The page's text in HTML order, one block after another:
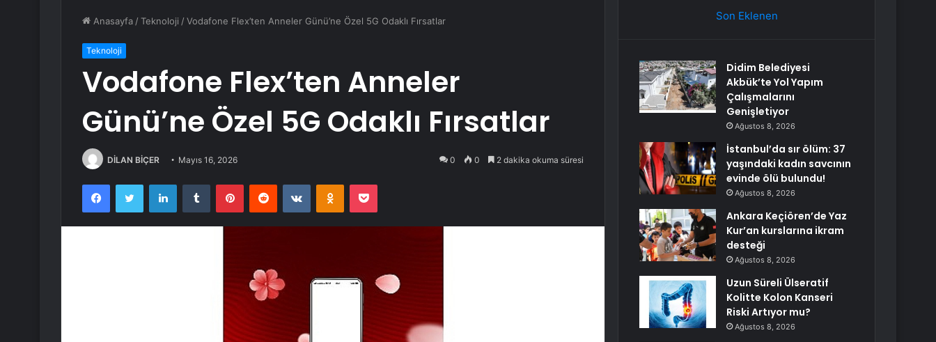
Anasayfa /Teknoloji /Vodafone Flex’ten Anneler Günü’ne Özel 5G Odaklı Fırsatlar
Teknoloji
Vodafone Flex’ten Anneler
Günü’ne Özel 5G Odaklı Fırsatlar
DİLAN BİÇER Mayıs 16, 2026 0 0 2 dakika okuma süresi
FacebookTwitter LinkedInTumblr PinterestReddit VKontakteOdnoklassniki
Pocket
Son Eklenen
Didim Belediyesi
Akbük’te Yol Yapım
Çalışmalarını
Genişletiyor
Ağustos 8, 2026
İstanbul’da sır ölüm: 37
yaşındaki kadın savcının
evinde ölü bulundu!
Ağustos 8, 2026
Ankara Keçiören’de Yaz
Kur’an kurslarına ikram
desteği
Ağustos 8, 2026
Uzun Süreli Ülseratif
Kolitte Kolon Kanseri
Riski Artıyor mu?
Ağustos 8, 2026